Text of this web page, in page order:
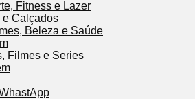
Fitness e Lazer
e Calçados
Beleza e Saúde
Filmes e Series